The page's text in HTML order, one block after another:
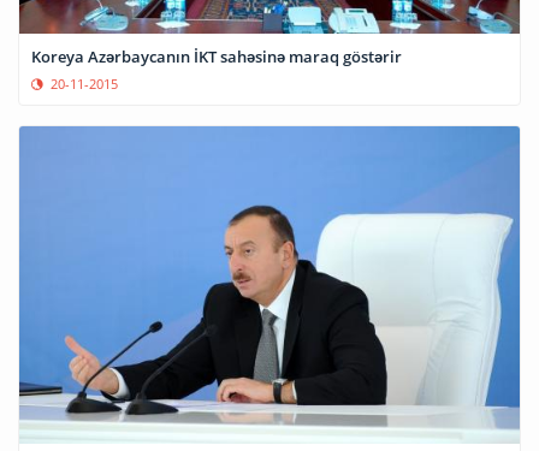
Koreya Azərbaycanın İKT sahəsinə maraq göstərir
20-11-2015